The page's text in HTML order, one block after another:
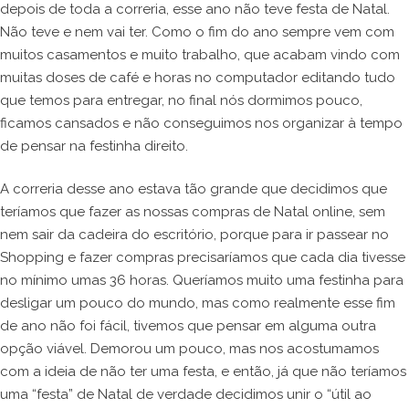
depois de toda a correria, esse ano não teve festa de Natal.
Não teve e nem vai ter. Como o fim do ano sempre vem com
muitos casamentos e muito trabalho, que acabam vindo com
muitas doses de café e horas no computador editando tudo
que temos para entregar, no final nós dormimos pouco,
ficamos cansados e não conseguimos nos organizar à tempo
de pensar na festinha direito.
A correria desse ano estava tão grande que decidimos que
teríamos que fazer as nossas compras de Natal online, sem
nem sair da cadeira do escritório, porque para ir passear no
Shopping e fazer compras precisaríamos que cada dia tivesse
no mínimo umas 36 horas. Queríamos muito uma festinha para
desligar um pouco do mundo, mas como realmente esse fim
de ano não foi fácil, tivemos que pensar em alguma outra
opção viável. Demorou um pouco, mas nos acostumamos
com a ideia de não ter uma festa, e então, já que não teríamos
uma “festa” de Natal de verdade decidimos unir o “útil ao